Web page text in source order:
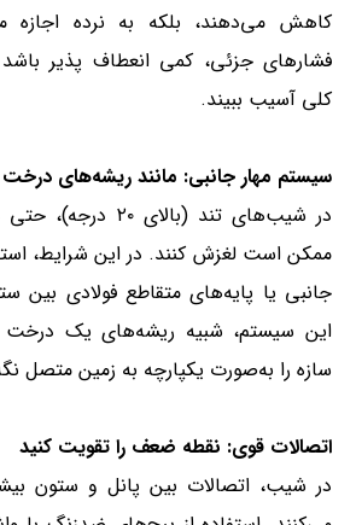
کاهش می‌دهند، بلکه به نرده اجازه
فشارهای جزئی، کمی انعطاف پذیر
کلی آسیب ببیند.
سیستم مهار جانبی: مانند ریشه‌های درخت
در شیب‌های تند
ممکن است لغزش کنند. در این شرایط،
جانبی یا پایه‌های متقاطع فولادی
این سیستم، شبیه ریشه‌های یک درخت
سازه را به‌صورت یکپارچه به زمین متصل
اتصالات قوی: نقطه ضعف را تقویت کنید
در شیب، اتصالات بین پانل و ستون